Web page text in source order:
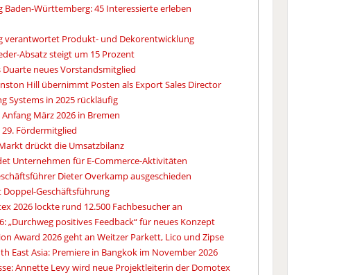
Baden-Württemberg: 45 Interessierte erleben
verantwortet Produkt- und Dekorentwicklung
Absatz steigt um 15 Prozent
Duarte neues Vorstandsmitglied
Hill übernimmt Posten als Export Sales Director
Systems in 2025 rückläufig
März 2026 in Bremen
29. Fördermitglied
drückt die Umsatzbilanz
Unternehmen für E-Commerce-Aktivitäten
Dieter Overkamp ausgeschieden
Doppel-Geschäftsführung
2026 lockte rund 12.500 Fachbesucher an
„Durchweg positives Feedback“ für neues Konzept
Award 2026 geht an Weitzer Parkett, Lico und Zipse
East Asia: Premiere in Bangkok im November 2026
Annette Levy wird neue Projektleiterin der Domotex